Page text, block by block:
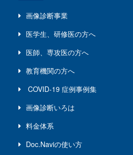
画像診断事業
医学生、研修医の方へ
医師、専攻医の方へ
教育機関の方へ
COVID-19 症例事例集
画像診断いろは
料金体系
Doc.naviの使い方